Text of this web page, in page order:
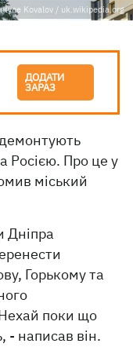
Kovalov / uk.wikipedia.org
ДОДАТИ
ЗАРАЗ
Росією. Про це у
міський
Дніпра
Горькому та
поки що
- написав він.